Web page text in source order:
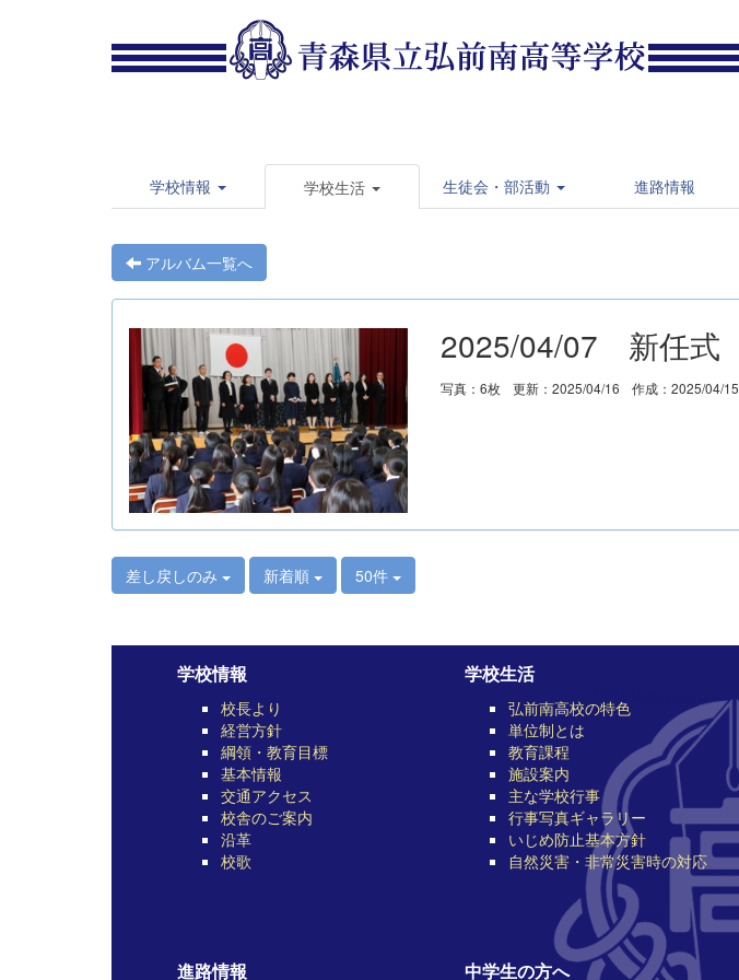
学校情報 学校生活 生徒会・部活動 進路情報
アルバム一覧へ
2025/04/07 新任式
写真：6枚 更新：2025/04/16 作成：2025/04/15
差し戻しのみ 新着順 50件
学校情報
校長より
経営方針
綱領・教育目標
基本情報
交通アクセス
校舎のご案内
沿革
校歌
学校生活
弘前南高校の特色
単位制とは
教育課程
施設案内
主な学校行事
行事写真ギャラリー
いじめ防止基本方針
自然災害・非常災害時の対応
進路情報 中学生の方へ